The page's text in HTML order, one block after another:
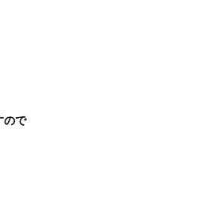
ので